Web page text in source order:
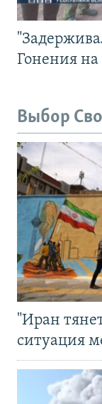
Гонения
Выбор
"Иран
ситуация